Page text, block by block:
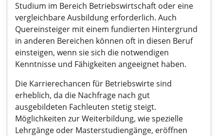
Studium im Bereich Betriebswirtschaft oder eine
vergleichbare Ausbildung erforderlich. Auch
Quereinsteiger mit einem fundierten Hintergrund
in anderen Bereichen können oft in diesen Beruf
einsteigen, wenn sie sich die notwendigen
Kenntnisse und Fähigkeiten angeeignet haben.
Die Karrierechancen für Betriebswirte sind
erheblich, da die Nachfrage nach gut
ausgebildeten Fachleuten stetig steigt.
Möglichkeiten zur Weiterbildung, wie spezielle
Lehrgänge oder Masterstudiengänge, eröffnen